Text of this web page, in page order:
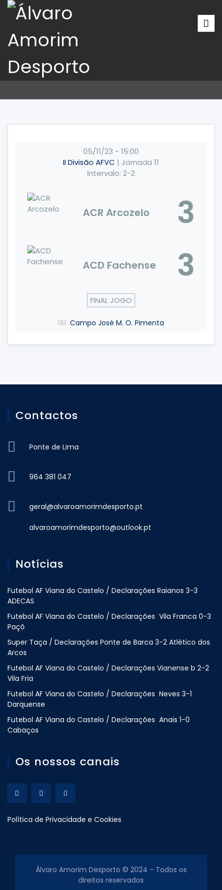
05/11/23 - 15:00
II Divisão AFVC | Jornada 11
Intervalo: 2-2
ACR Arcozelo 3
ACD Fachense 3
FINAL JOGO
Campo José M. O. Pimenta
Contactos
Ponte de Lima
964 381 047
geral@alvaroamorimdesporto.pt
alvaroamorimdesporto@outlook.pt
Notícias
Futebol AF Viana do Castelo / Declarações Raianos 3-3
ADECAS
Futebol AF Viana do Castelo / Declarações Vila Franca 0-3
Paçõ
Super Taça / Declarações Ponte de Barca 3-2 Atlético dos
Arcos
Futebol AF Viana do Castelo / Declarações Vianense b 2-2
Vila Fria
Futebol AF Viana do Castelo / Declarações Neves 3-1
Darquense
Futebol AF Viana do Castelo / Declarações Anais 1-0
Cabaços
Os nossos canais
Política de Privacidade e Cookies
Álvaro Amorim Desporto © 2024 - Todos os
direitos reservados